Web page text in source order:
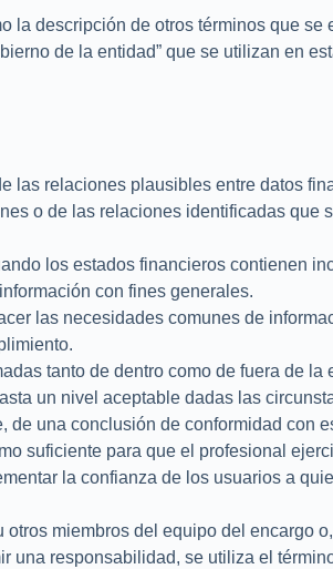
descripción de otros términos que se
de la entidad” que se utilizan en
las relaciones plausibles entre datos
o de las relaciones identificadas que
los estados financieros contienen
con fines generales.
las necesidades comunes de
tanto de dentro como de fuera de la
un nivel aceptable dadas las
una conclusión de conformidad con
suficiente para que el profesional
la confianza de los usuarios a
miembros del equipo del encargo
responsabilidad, se utiliza el